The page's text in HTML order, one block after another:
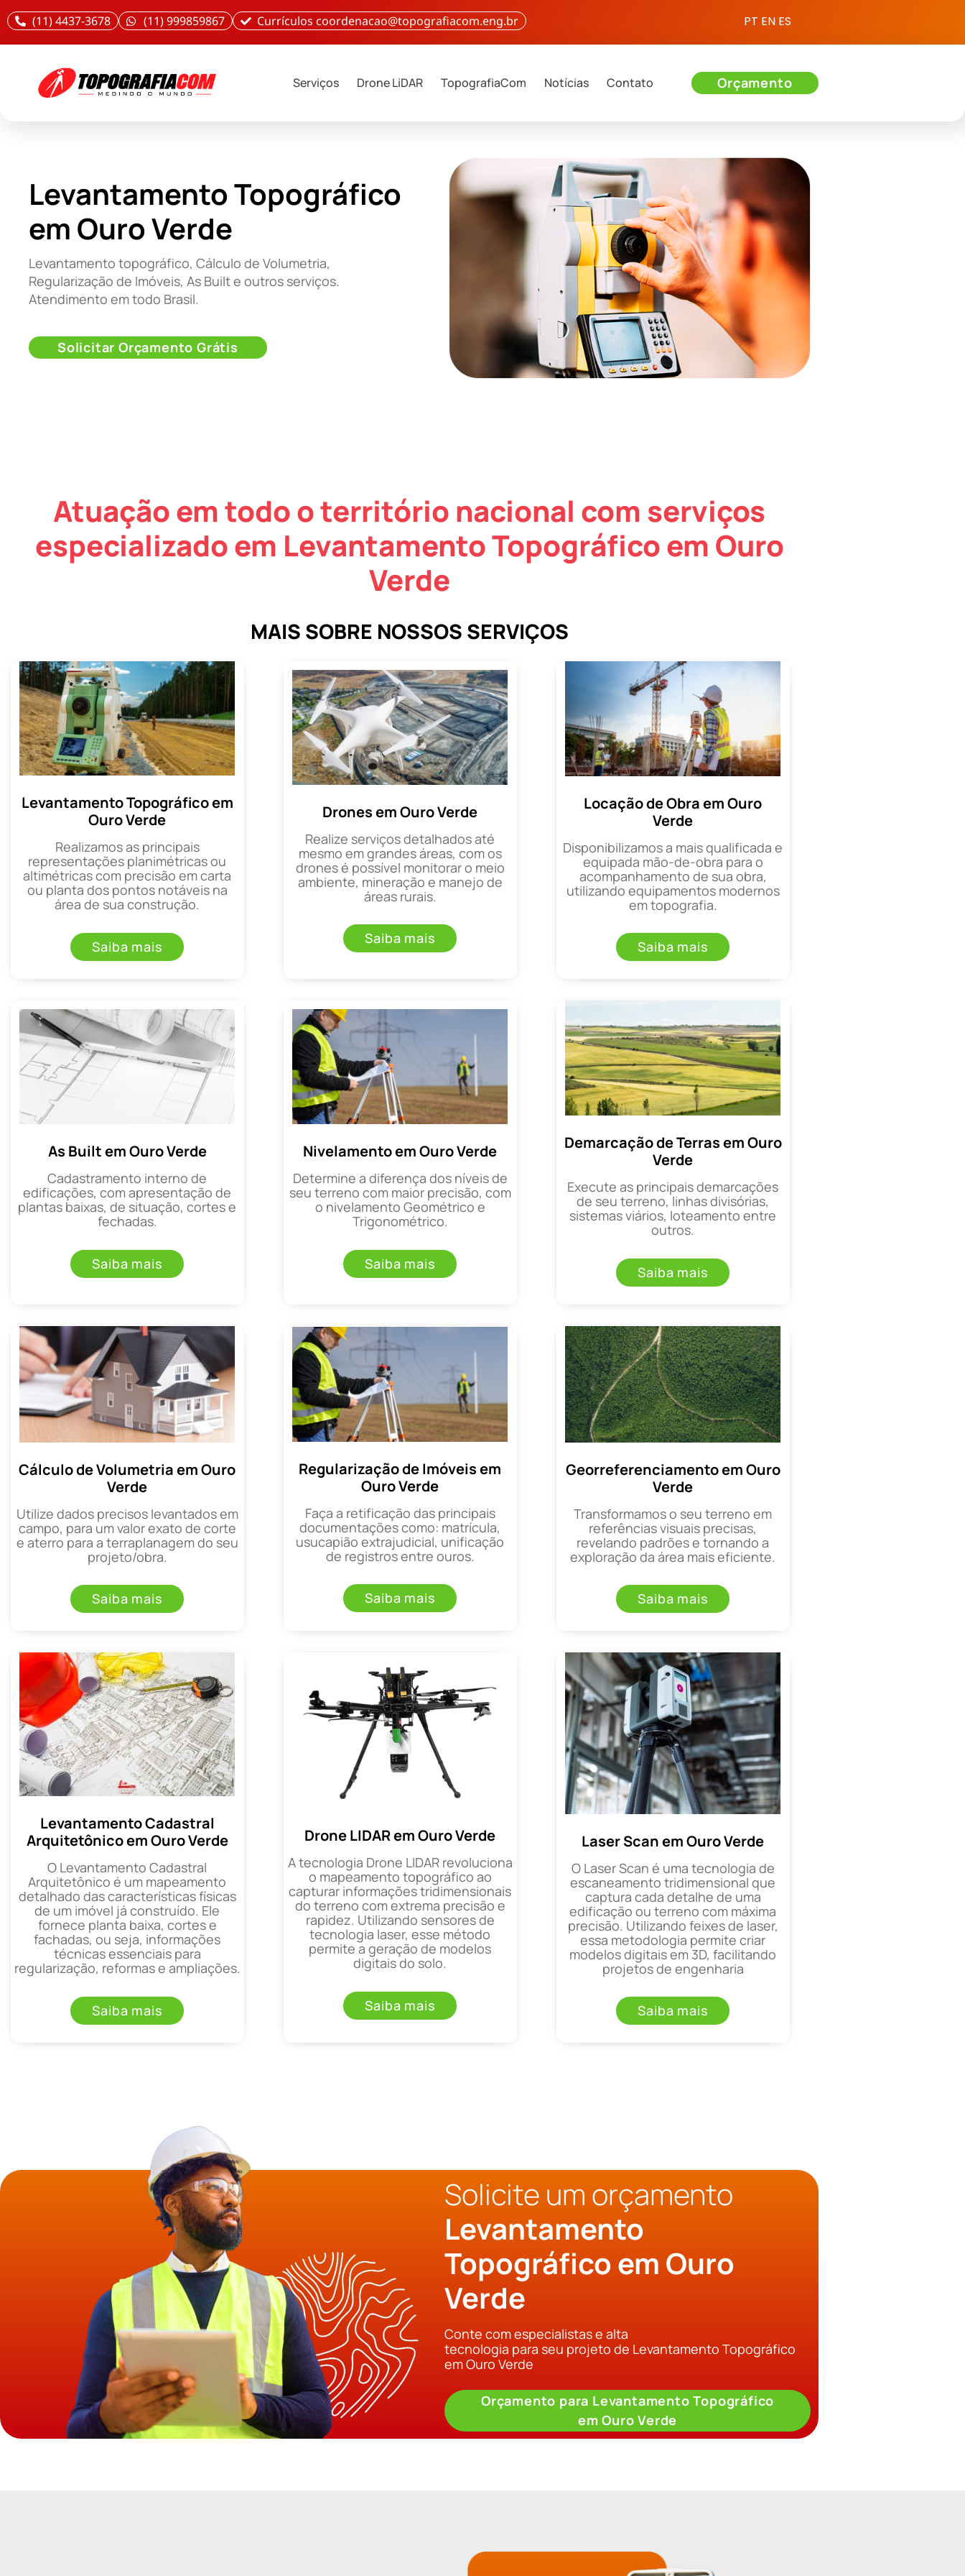
(11) 4437-3678 (11) 999859867 Currículos coordenacao@topografiacom.eng.br PT EN ES
Serviços Drone LiDAR TopografiaCom Notícias Contato Orçamento
Levantamento Topográfico
em Ouro Verde
Levantamento topográfico, Cálculo de Volumetria,
Regularização de Imóveis, As Built e outros serviços.
Atendimento em todo Brasil.
Solicitar Orçamento Grátis
Atuação em todo o território nacional com serviços
especializado em Levantamento Topográfico em Ouro
Verde
MAIS SOBRE NOSSOS SERVIÇOS
Levantamento Topográfico em
Ouro Verde
Realizamos as principais
representações planimétricas ou
altimétricas com precisão em carta
ou planta dos pontos notáveis na
área de sua construção.
Saiba mais
Drones em Ouro Verde
Realize serviços detalhados até
mesmo em grandes áreas, com os
drones é possível monitorar o meio
ambiente, mineração e manejo de
áreas rurais.
Saiba mais
Locação de Obra em Ouro
Verde
Disponibilizamos a mais qualificada e
equipada mão-de-obra para o
acompanhamento de sua obra,
utilizando equipamentos modernos
em topografia.
Saiba mais
As Built em Ouro Verde
Cadastramento interno de
edificações, com apresentação de
plantas baixas, de situação, cortes e
fechadas.
Saiba mais
Nivelamento em Ouro Verde
Determine a diferença dos níveis de
seu terreno com maior precisão, com
o nivelamento Geométrico e
Trigonométrico.
Saiba mais
Demarcação de Terras em Ouro
Verde
Execute as principais demarcações
de seu terreno, linhas divisórias,
sistemas viários, loteamento entre
outros.
Saiba mais
Cálculo de Volumetria em Ouro
Verde
Utilize dados precisos levantados em
campo, para um valor exato de corte
e aterro para a terraplanagem do seu
projeto/obra.
Saiba mais
Regularização de Imóveis em
Ouro Verde
Faça a retificação das principais
documentações como: matrícula,
usucapião extrajudicial, unificação
de registros entre ouros.
Saiba mais
Georreferenciamento em Ouro
Verde
Transformamos o seu terreno em
referências visuais precisas,
revelando padrões e tornando a
exploração da área mais eficiente.
Saiba mais
Levantamento Cadastral
Arquitetônico em Ouro Verde
O Levantamento Cadastral
Arquitetônico é um mapeamento
detalhado das características físicas
de um imóvel já construído. Ele
fornece planta baixa, cortes e
fachadas, ou seja, informações
técnicas essenciais para
regularização, reformas e ampliações.
Saiba mais
Drone LIDAR em Ouro Verde
A tecnologia Drone LIDAR revoluciona
o mapeamento topográfico ao
capturar informações tridimensionais
do terreno com extrema precisão e
rapidez. Utilizando sensores de
tecnologia laser, esse método
permite a geração de modelos
digitais do solo.
Saiba mais
Laser Scan em Ouro Verde
O Laser Scan é uma tecnologia de
escaneamento tridimensional que
captura cada detalhe de uma
edificação ou terreno com máxima
precisão. Utilizando feixes de laser,
essa metodologia permite criar
modelos digitais em 3D, facilitando
projetos de engenharia
Saiba mais
Solicite um orçamento
Levantamento
Topográfico em Ouro
Verde
Conte com especialistas e alta
tecnologia para seu projeto de Levantamento Topográfico
em Ouro Verde
Orçamento para Levantamento Topográfico
em Ouro Verde